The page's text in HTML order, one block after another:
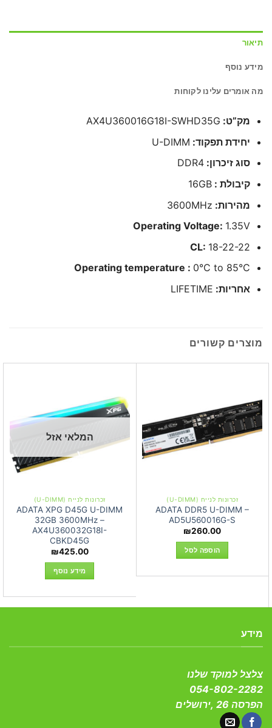
תיאור
מידע נוסף
מה אומרים עלינו לקוחות
מק”ט: AX4U360016G18I-SWHD35G
יחידת תפקוד: U-DIMM
סוג זיכרון: DDR4
קיבולת : 16GB
מהירות: 3600MHz
Operating Voltage: 1.35V
CL: 18-22-22
Operating temperature : 0°C to 85°C
אחריות: LIFETIME
מוצרים קשורים
זכרונות לנייח (U-DIMM)
ADATA DDR5 U-DIMM –
AD5U560016G-S
₪260.00
הוספה לסל
המלאי אזל
זכרונות לנייח (U-DIMM)
ADATA XPG D45G U-DIMM
32GB 3600MHz –
AX4U360032G18I-
CBKD45G
₪425.00
מידע נוסף
מידע
צלצל למוקד שלנו
054-802-2282
הפרסה 26 ,ירושלים